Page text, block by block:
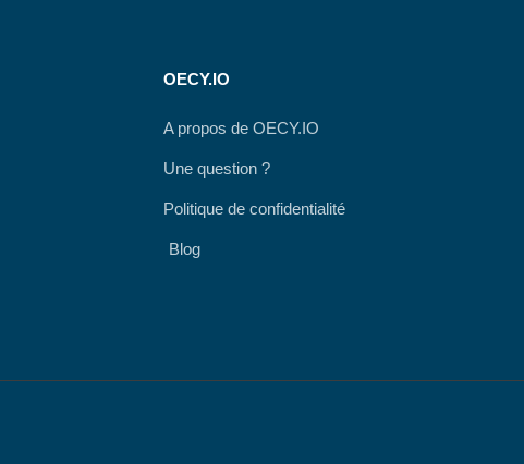
OECY.IO
A propos de OECY.IO
Une question ?
Politique de confidentialité
Blog